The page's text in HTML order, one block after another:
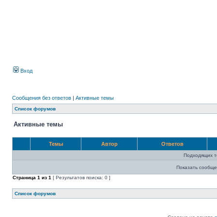
Вход
Сообщения без ответов | Активные темы
Список форумов
Активные темы
Темы Автор Ответов
Подходящих
Показать
Страница 1 из 1 [ Результатов поиска: 0 ]
Список форумов